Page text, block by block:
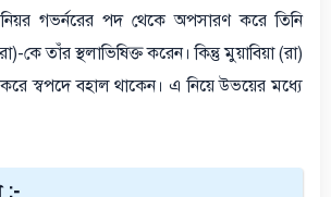
গভর্নরের পদ থেকে অপসারণ করে তিনি
কে তাঁর স্থলাভিষিক্ত করেন। কিন্তু মুয়াবিয়া (রা)
করে স্বপদে বহাল থাকেন। এ নিয়ে উভয়ের মধ্যে
:-